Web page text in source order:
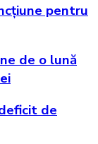
pentru
de o lună
de